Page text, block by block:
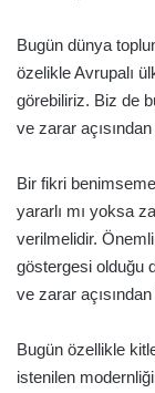
Bugün dünya
özelikle Avrupalı
görebiliriz. Biz de
ve zarar
Bir fikri
yararlı mı yoksa
verilmelidir.
göstergesi olduğu
ve zarar
Bugün özellikle
istenilen